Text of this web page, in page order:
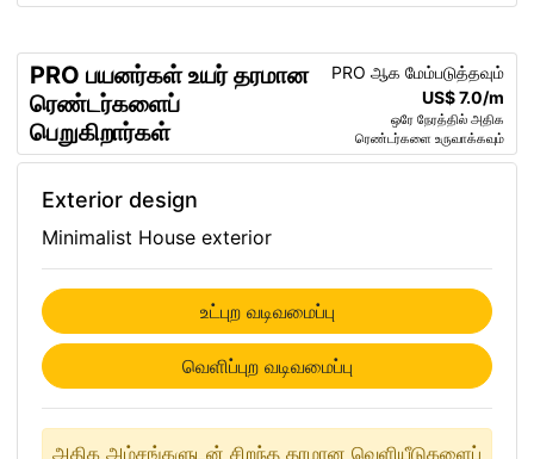
PRO பயனர்கள் உயர் தரமான
ரெண்டர்களைப்
பெறுகிறார்கள்
PRO ஆக மேம்படுத்தவும்
US$ 7.0/m
ஒரே நேரத்தில் அதிக
ரெண்டர்களை உருவாக்கவும்
Exterior design
Minimalist House exterior
உட்புற வடிவமைப்பு
வெளிப்புற வடிவமைப்பு
அதிக அம்சங்களுடன் சிறந்த தரமான வெளியீடுகளைப்